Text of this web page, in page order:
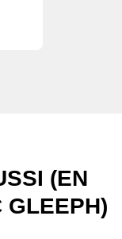
(EN
GLEEPH)